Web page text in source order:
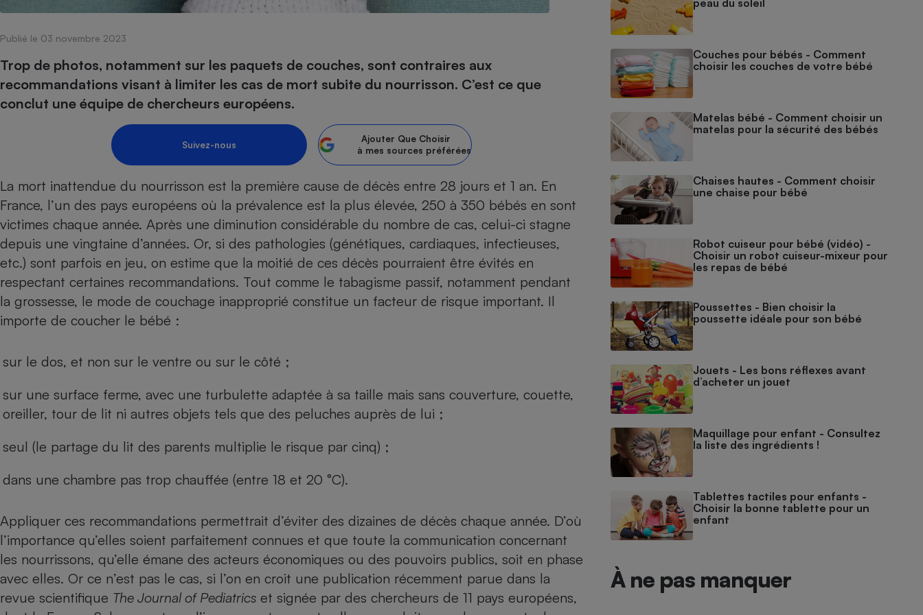
Publié le 03 novembre 2023
Trop de photos, notamment sur les paquets de couches, sont contraires aux
recommandations visant à limiter les cas de mort subite du nourrisson. C’est ce que
conclut une équipe de chercheurs européens.
Suivez-nous
Ajouter Que Choisir
à mes sources préférées
La mort inattendue du nourrisson est la première cause de décès entre 28 jours et 1 an. En
France, l’un des pays européens où la prévalence est la plus élevée, 250 à 350 bébés en sont
victimes chaque année. Après une diminution considérable du nombre de cas, celui-ci stagne
depuis une vingtaine d’années. Or, si des pathologies (génétiques, cardiaques, infectieuses,
etc.) sont parfois en jeu, on estime que la moitié de ces décès pourraient être évités en
respectant certaines recommandations. Tout comme le tabagisme passif, notamment pendant
la grossesse, le mode de couchage inapproprié constitue un facteur de risque important. Il
importe de coucher le bébé :
sur le dos, et non sur le ventre ou sur le côté ;
sur une surface ferme, avec une turbulette adaptée à sa taille mais sans couverture, couette,
oreiller, tour de lit ni autres objets tels que des peluches auprès de lui ;
seul (le partage du lit des parents multiplie le risque par cinq) ;
dans une chambre pas trop chauffée (entre 18 et 20 °C).
Appliquer ces recommandations permettrait d’éviter des dizaines de décès chaque année. D’où
l’importance qu’elles soient parfaitement connues et que toute la communication concernant
les nourrissons, qu’elle émane des acteurs économiques ou des pouvoirs publics, soit en phase
avec elles. Or ce n’est pas le cas, si l’on en croit une publication récemment parue dans la
revue scientifique The Journal of Pediatrics et signée par des chercheurs de 11 pays européens,
peau du soleil
Couches pour bébés - Comment
choisir les couches de votre bébé
Matelas bébé - Comment choisir un
matelas pour la sécurité des bébés
Chaises hautes - Comment choisir
une chaise pour bébé
Robot cuiseur pour bébé (vidéo) -
Choisir un robot cuiseur-mixeur pour
les repas de bébé
Poussettes - Bien choisir la
poussette idéale pour son bébé
Jouets - Les bons réflexes avant
d’acheter un jouet
Maquillage pour enfant - Consultez
la liste des ingrédients !
Tablettes tactiles pour enfants -
Choisir la bonne tablette pour un
enfant
À ne pas manquer
Complément
alimentaire
Foie gras
Champagne - Comment choisir une
bouteille de champagne
Assurance emprunteur
Banque en ligne
Petit électroménager - Ustensile
Lave-linge Lave-vaisselle
induction
Climatiseur -
Ventilateur
Aspirateur
Internet
Téléviseur Ordinateur portable
Téléphone mobile -
Smartphone
Radiateur électrique
Climatiseur -
Lessive
Mutuelle
Antimoustique Crème solaire